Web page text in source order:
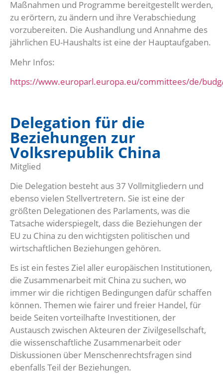
Maßnahmen und Programme bereitgestellt werden,
zu erörtern, zu ändern und ihre Verabschiedung
vorzubereiten. Die Aushandlung und Annahme des
jährlichen EU-Haushalts ist eine der Hauptaufgaben.
Mehr Infos:
https://www.europarl.europa.eu/committees/de/
Delegation für die
Beziehungen zur
Volksrepublik China
Mitglied
Die Delegation besteht aus 37 Vollmitgliedern und
ebenso vielen Stellvertretern. Sie ist eine der
größten Delegationen des Parlaments, was die
Tatsache widerspiegelt, dass die Beziehungen der
EU zu China zu den wichtigsten politischen und
wirtschaftlichen Beziehungen gehören.
Es ist ein festes Ziel aller europäischen Institutionen,
die Zusammenarbeit mit China zu suchen, wo
immer wir die richtigen Bedingungen dafür schaffen
können. Themen wie fairer und freier Handel, für
beide Seiten vorteilhafte Investitionen, der
Austausch zwischen Akteuren der Zivilgesellschaft,
die wissenschaftliche Zusammenarbeit oder
Diskussionen über Menschenrechtsfragen sind
ebenfalls Teil der Beziehungen.